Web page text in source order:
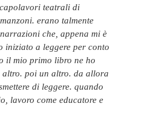
teatrali di
erano talmente
che, appena mi è
iniziato a leggere per conto
il mio primo libro ne ho
altro. poi un altro. da allora
di leggere. quando
lavoro come educatore e